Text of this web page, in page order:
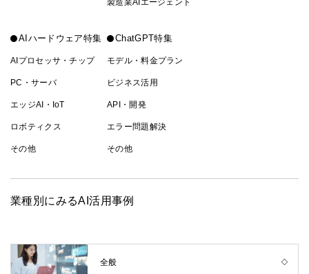
製造業AIエージェント
AIハードウェア特集
AIプロセッサ・チップ
PC・サーバ
エッジAI・IoT
ロボティクス
その他
ChatGPT特集
モデル・料金プラン
ビジネス活用
API・開発
エラー問題解決
その他
業種別にみるAI活用事例
全般